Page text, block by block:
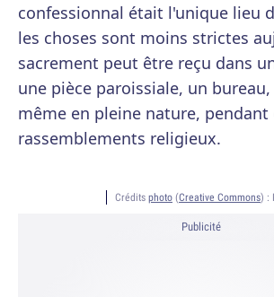
confessionnal était l'unique lieu
les choses sont moins strictes
sacrement peut être reçu dans
une pièce paroissiale, un
même en pleine nature, pendant
rassemblements religieux.
Crédits photo (Creative Commons) :
Publicité